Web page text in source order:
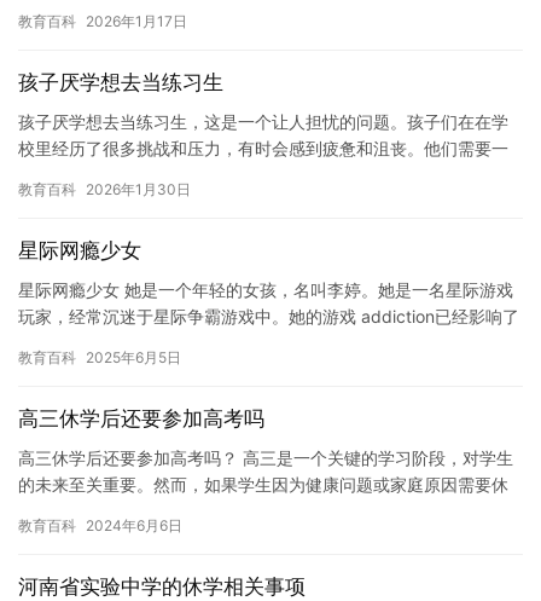
学可能…
教育百科 2026年1月17日
孩子厌学想去当练习生
孩子厌学想去当练习生，这是一个让人担忧的问题。孩子们在在学
校里经历了很多挑战和压力，有时会感到疲惫和沮丧。他们需要一
如果孩…
教育百科 2026年1月30日
星际网瘾少女
星际网瘾少女 她是一个年轻的女孩，名叫李婷。她是一名星际游戏
玩家，经常沉迷于星际争霸游戏中。她的游戏 addiction已经影响了
教育百科 2025年6月5日
高三休学后还要参加高考吗
高三休学后还要参加高考吗？ 高三是一个关键的学习阶段，对学生
的未来至关重要。然而，如果学生因为健康问题或家庭原因需要休
否还…
教育百科 2024年6月6日
河南省实验中学的休学相关事项